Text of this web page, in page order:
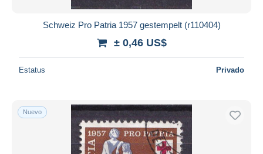
Schweiz Pro Patria 1957 gestempelt (r110404)
± 0,46 US$
Estatus Privado
Nuevo